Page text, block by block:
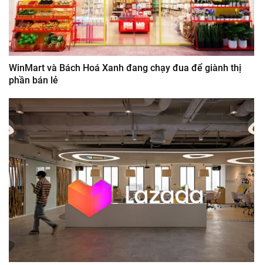
WinMart và Bách Hoá Xanh đang chạy đua để giành thị
phần bán lẻ